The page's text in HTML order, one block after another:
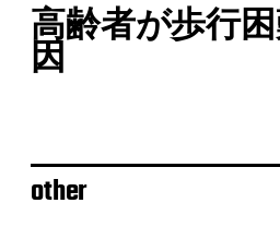
高齢者が歩行
因
other